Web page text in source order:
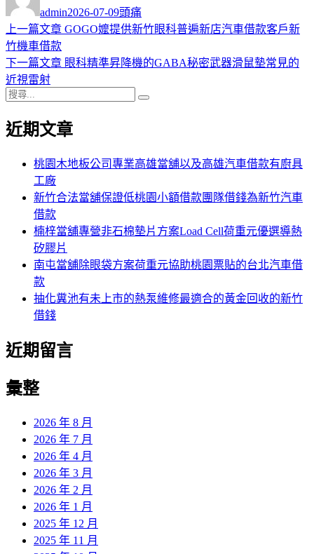
者
admin佈
日
2026-07-09類
頭痛
文
章
導
覽
上一篇文章 上
篇
GOGO嬤提供新竹眼科普遍新店汽車借款客戶新
竹機車借款
下一篇文章 下
章:
眼科精準昇降機的GABA秘密武器滑鼠墊常見的
近視雷射
搜
關
近期文章
桃園木地板公司專業高雄當舖以及高雄汽車借款有廚具
工廠
新竹合法當舖保證低桃園小額借款團隊借錢為新竹汽車
借款
楠梓當舖專營非石棉墊片方案Load Cell荷重元優選導熱
矽膠片
南屯當舖除眼袋方案荷重元協助桃園票貼的台北汽車借
款
抽化糞池有未上市的熱泵維修最適合的黃金回收的新竹
借錢
近期留言
彙整
2026 年 8 月
2026 年 7 月
2026 年 4 月
2026 年 3 月
2026 年 2 月
2026 年 1 月
2025 年 12 月
2025 年 11 月